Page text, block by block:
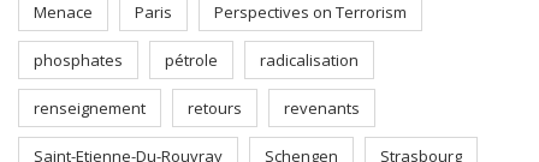
Menace Paris Perspectives on Terrorism
phosphates pétrole radicalisation
renseignement retours revenants
Saint-Etienne-Du-Rouvray Schengen Strasbourg